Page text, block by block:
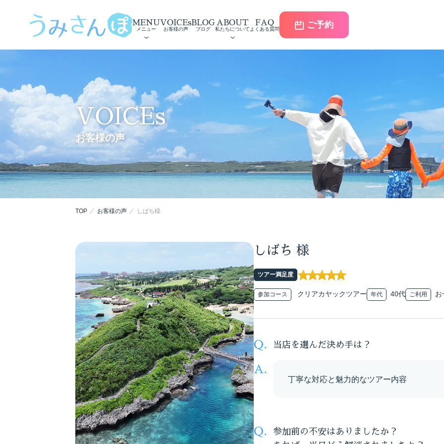
MENU
メニュー
VOICEs
お客様の声
BLOG
ブログ
ABOUT
私たちについて
FAQ
よくある質問 ご予約
VOICEs
お客様の声
TOP お客様の声 しばち様
しばち 様
ツアー満足度
参加コース クリアカヤックツアー 年代 40代 ご利用 お
当店を選んだ決め手は？
丁寧な対応と魅力的なツアー内容
参加前の不安はありましたか？